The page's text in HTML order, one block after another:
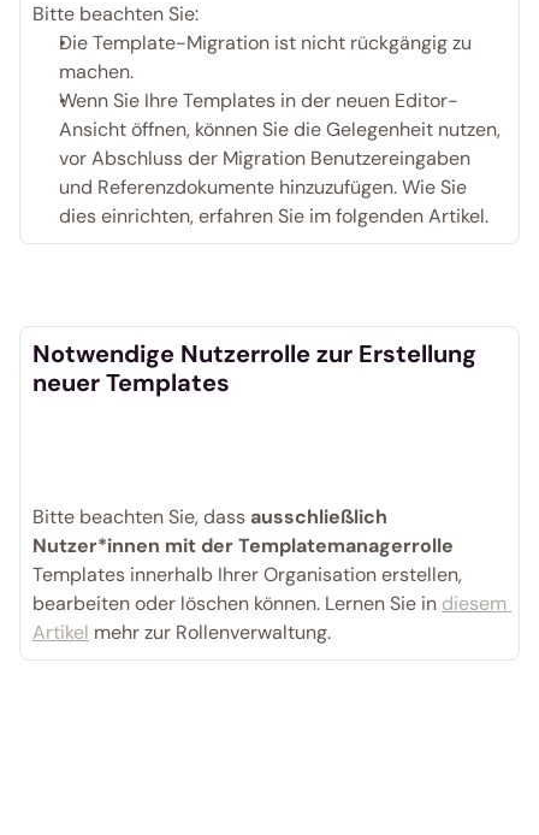
Bitte beachten Sie:
Die Template-Migration ist nicht rückgängig zu
machen.
Wenn Sie Ihre Templates in der neuen Editor-
Ansicht öffnen, können Sie die Gelegenheit nutzen,
vor Abschluss der Migration Benutzereingaben
und Referenzdokumente hinzuzufügen. Wie Sie
dies einrichten, erfahren Sie im folgenden Artikel.
Notwendige Nutzerrolle zur Erstellung
neuer Templates
Bitte beachten Sie, dass ausschließlich
Nutzer*innen mit der Templatemanagerrolle
Templates innerhalb Ihrer Organisation erstellen,
bearbeiten oder löschen können. Lernen Sie in diesem
Artikel mehr zur Rollenverwaltung.